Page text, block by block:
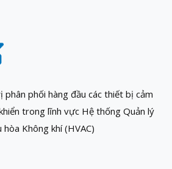
phân phối hàng đầu các thiết bị cảm
trong lĩnh vực Hệ thống Quản lý
Không khí (HVAC)